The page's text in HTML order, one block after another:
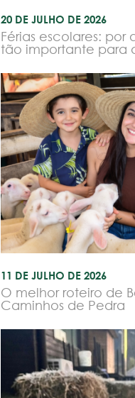
20 DE JULHO DE 2026
Férias escolares: por
tão importante para
11 DE JULHO DE 2026
O melhor roteiro de
Caminhos de Pedra